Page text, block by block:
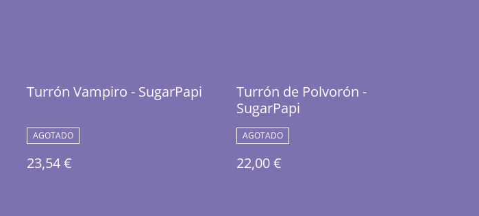
Turrón Vampiro - SugarPapi
AGOTADO
23,54 €
Turrón de Polvorón -
SugarPapi
AGOTADO
22,00 €